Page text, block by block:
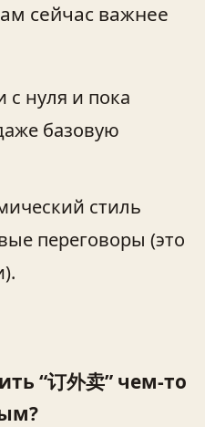
сейчас важнее
с нуля и пока
базовую
стиль
переговоры (это
“订外卖” чем-то